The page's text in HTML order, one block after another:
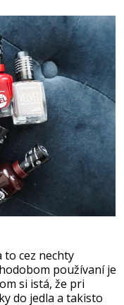
to cez nechty
používaní je
si istá, že pri
do jedla a takisto